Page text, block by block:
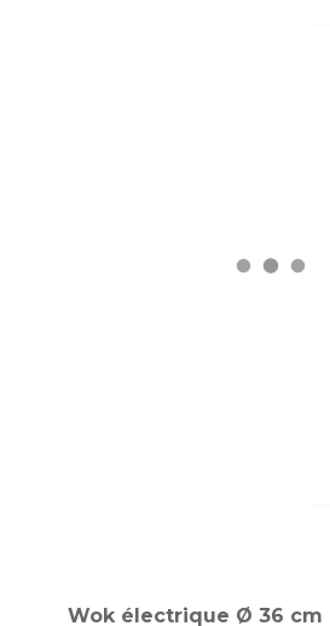
Wok électrique Ø 36 cm